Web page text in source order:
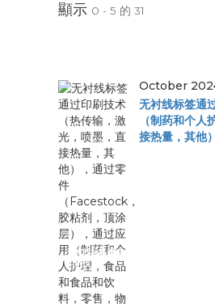
顯示 0 - 5 的 31
无衬线标签通过
印刷技...
October
无衬线标签通
（制药和个
接热量，其他）